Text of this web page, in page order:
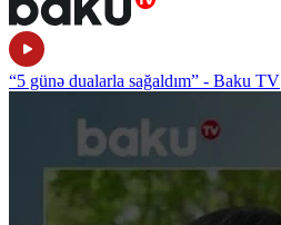
“5 günə dualarla sağaldım” - Baku TV